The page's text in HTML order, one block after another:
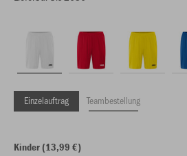
Einzelauftrag Teambestellung
Kinder (13,99 €)